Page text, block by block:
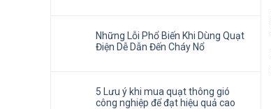
Những Lỗi Phổ Biến Khi Dùng Quạt
Điện Dễ Dẫn Đến Cháy Nổ
5 Lưu ý khi mua quạt thông gió
công nghiệp để đạt hiệu quả cao